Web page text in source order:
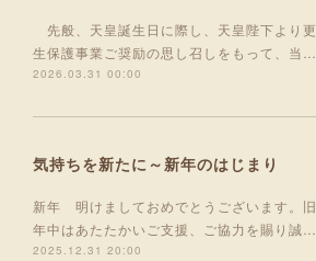
先般、天皇誕生日に際し、天皇陛下より更
生保護事業ご奨励の思し召しをもって、当…
2026.03.31 00:00
気持ちを新たに～新年のはじまり
新年 明けましておめでとうございます。旧
年中はあたたかいご支援、ご協力を賜り誠…
2025.12.31 20:00